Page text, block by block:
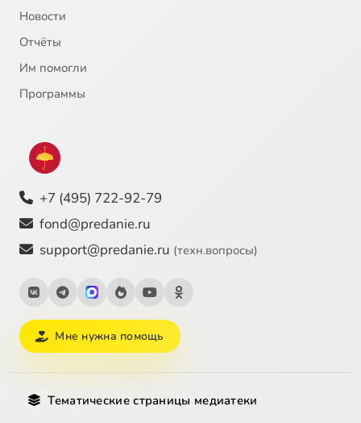
Новости
Отчёты
Им помогли
Программы
+7 (495) 722-92-79
fond@predanie.ru
support@predanie.ru (техн.вопросы)
Мне нужна помощь
Тематические страницы медиатеки